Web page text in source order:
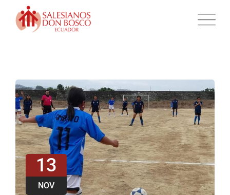
13
NOV